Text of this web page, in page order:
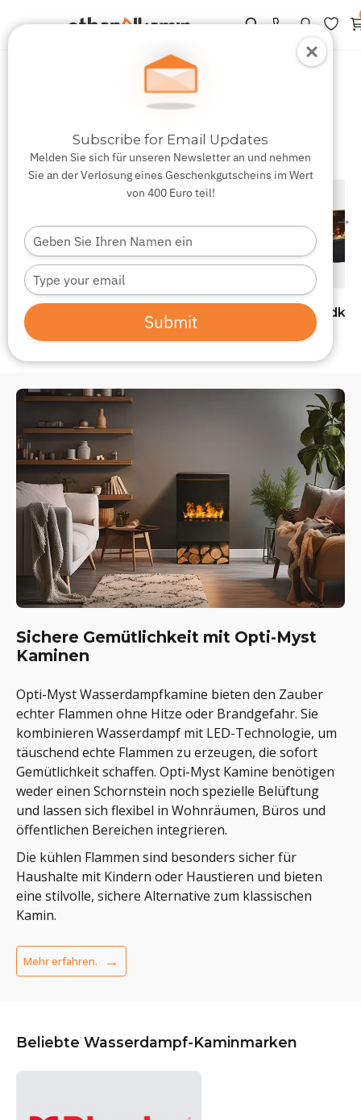
Subscribe for Email Updates
Melden Sie sich für unseren Newsletter an und nehmen
Sie an der Verlosung eines Geschenkgutscheins im Wert
von 400 Euro teil!
Type
your
name
Type
your
email
Submit
Wasserdampf Kamine
Wasserdampf Kamine
Freistehende
Sichere Gemütlichkeit mit Opti-Myst
Kaminen
Opti-Myst Wasserdampfkamine bieten den Zauber
echter Flammen ohne Hitze oder Brandgefahr. Sie
kombinieren Wasserdampf mit LED-Technologie, um
täuschend echte Flammen zu erzeugen, die sofort
Gemütlichkeit schaffen. Opti-Myst Kamine benötigen
weder einen Schornstein noch spezielle Belüftung
und lassen sich flexibel in Wohnräumen, Büros und
öffentlichen Bereichen integrieren.
Die kühlen Flammen sind besonders sicher für
Haushalte mit Kindern oder Haustieren und bieten
eine stilvolle, sichere Alternative zum klassischen
Kamin.
Mehr erfahren.
Beliebte Wasserdampf-Kaminmarken
→